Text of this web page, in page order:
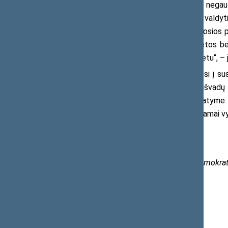
„Galutinių išvadų apie tilto būklę
automobilių kelių direkcijos pareiga –
metų stebime tendenciją, kad tie
prioritetu ir nyksta apleisti tol, kol vietos
absoliučiu nacionalinės valdžios prioritetu“,
Parlamentaras antradienį kreipėsi į
atsakyti, kodėl iki šiol nėra galutinių
saugaus eismo automobilių keliais
priemonės buvo tinkamos; ar buvo tinkamai
Tomas Bičiūnas, Seimo narys,